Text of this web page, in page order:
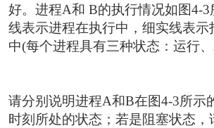
好。进程A和 B的执行情况如图4-3
线表示进程在执行中，细实线表示
中(每个进程具有三种状态：运行、
请分别说明进程A和B在图4-3所示
时刻所处的状态；若是阻塞状态，